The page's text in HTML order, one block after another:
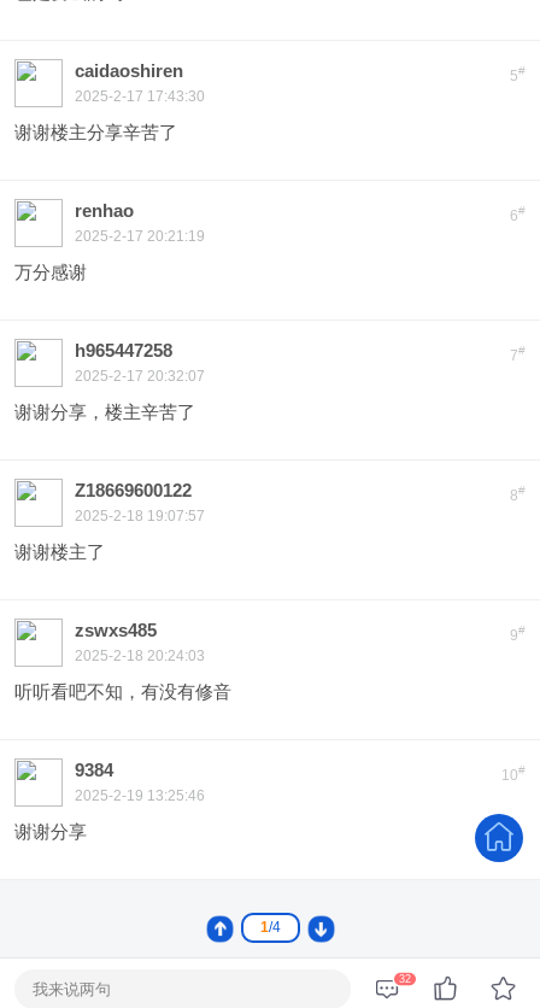
5#
caidaoshiren
2025-2-17 17:43:30
谢谢楼主分享辛苦了
6#
renhao
2025-2-17 20:21:19
万分感谢
7#
h965447258
2025-2-17 20:32:07
谢谢分享，楼主辛苦了
8#
Z18669600122
2025-2-18 19:07:57
谢谢楼主了
9#
zswxs485
2025-2-18 20:24:03
听听看吧不知，有没有修音
10#
9384
2025-2-19 13:25:46
谢谢分享
1/4
我来说两句
32